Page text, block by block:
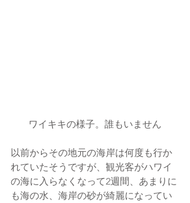
ワイキキの様子。誰もいません
以前からその地元の海岸は何度も行か
れていたそうですが、 観光客がハワイ
の海に入らなくなって2週間、あまりに
も海の水、海岸の砂が綺麗になってい